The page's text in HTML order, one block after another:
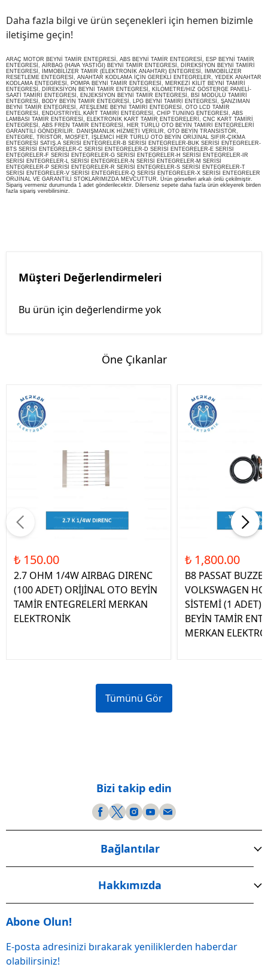
Daha fazla bilgi ve ürün seçenekleri için hemen bizimle
iletişime geçin!
ARAÇ MOTOR BEYNİ TAMİR ENTEGRESİ, ABS BEYNİ TAMİR ENTEGRESİ, ESP BEYNİ TAMİR
ENTEGRESİ, AİRBAG (HAVA YASTIĞI) BEYNİ TAMİR ENTEGRESİ, DİREKSİYON BEYNİ TAMİRİ
ENTEGRESİ, İMMOBİLİZER TAMİR (ELEKTRONİK ANAHTAR) ENTEGRESİ, İMMOBİLİZER
RESETLEME ENTEGRESİ, ANAHTAR KODLAMA İÇİN GEREKLİ ENTEGRELER, YEDEK ANAHTAR
KODLAMA ENTEGRESİ, POMPA BEYNİ TAMİR ENTEGRESİ, MERKEZİ KİLİT BEYNİ TAMİRİ
ENTEGRESİ, DİREKSİYON BEYNİ TAMİR ENTEGRESİ, KİLOMETRE/HIZ GÖSTERGE PANELİ-
SAATİ TAMİRİ ENTEGRESİ, ENJEKSİYON BEYNİ TAMİR ENTEGRESİ, BSİ MODÜLÜ TAMİRİ
ENTEGRESİ, BODY BEYİN TAMİR ENTEGRESİ, LPG BEYNİ TAMİRİ ENTEGRESİ, ŞANZIMAN
BEYNİ TAMİR ENTEGRESİ, ATEŞLEME BEYNİ TAMİRİ ENTEGRESİ, OTO LCD TAMİR
ENTEGRESİ, ENDÜSTRİYEL KART TAMİRİ ENTEGRESİ, CHİP TUNİNG ENTEGRESİ, ABS
LAMBASI TAMİR ENTEGRESİ, ELEKTRONİK KART TAMİR ENTEGRELERİ, CNC KART TAMİRİ
ENTEGRESİ, ABS FREN TAMİR ENTEGRESİ, HER TÜRLÜ OTO BEYİN TAMİRİ ENTEGRELERİ
GARANTİLİ GÖNDERİLİR. DANIŞMANLIK HİZMETİ VERİLİR, OTO BEYİN TRANSİSTÖR,
ENTEGRE, TRİSTÖR, MOSFET, İŞLEMCİ HER TÜRLÜ OTO BEYİN ORİJİNAL SIFIR-ÇIKMA
ENTEGRESİ SATIŞ.A SERİSİ ENTEGRELER-B SERİSİ ENTEGRELER-BUK SERİSİ ENTEGRELER-
BTS SERİSİ ENTEGRELER-C SERİSİ ENTEGRELER-D SERİSİ ENTEGRELER-E SERİSİ
ENTEGRELER-F SERİSİ ENTEGRELER-G SERİSİ ENTEGRELER-H SERİSİ ENTEGRELER-IR
SERİSİ ENTEGRELER-L SERİSİ ENTEGRELER-N SERİSİ ENTEGRELER-M SERİSİ
ENTEGRELER-P SERİSİ ENTEGRELER-R SERİSİ ENTEGRELER-S SERİSİ ENTEGRELER-T
SERİSİ ENTEGRELER-V SERİSİ ENTEGRELER-Q SERİSİ ENTEGRELER-X SERİSİ ENTEGRELER
ORiJİNAL VE GARANTİLİ STOKLARIMIZDA MEVCUTTUR. Ürün görselleri arkalı önlü çekilmiştir.
Sipariş vermeniz durumunda 1 adet gönderilecektir. Dilerseniz sepete daha fazla ürün ekleyerek birden
fazla sipariş verebilirsiniz.
Müşteri Değerlendirmeleri
Bu ürün için değerlendirme yok
Öne Çıkanlar
₺ 150.00
2.7 OHM 1/4W AIRBAG DIRENC
(100 ADET) ORİJİNAL OTO BEYİN
TAMİR ENTEGRELERİ MERKAN
ELEKTRONİK
₺ 1,800.00
B8 PASSAT
VOLKSWAGEN
SİSTEMİ (1 ADET)
BEYİN TAMİR
MERKAN
Tümünü Gör
Bizi takip edin
Bağlantılar
Hakkımızda
Abone Olun!
E-posta adresinizi bırakarak yeniliklerden haberdar
olabilirsiniz!